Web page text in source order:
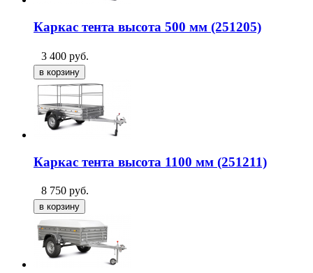
Каркас тента высота 500 мм (251205)
3 400 руб.
Каркас тента высота 1100 мм (251211)
8 750 руб.